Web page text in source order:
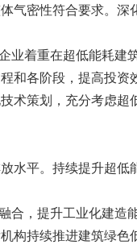
气密性符合要求。深
业着重在超低能耗建
和各阶段，提高投资
术策划，充分考虑超
水平。持续提升超低
合，提升工业化建造
构持续推进建筑绿色